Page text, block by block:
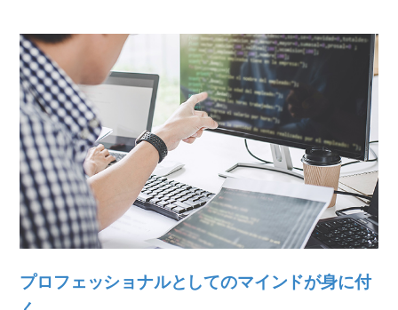
プロフェッショナルとしてのマインドが身に付